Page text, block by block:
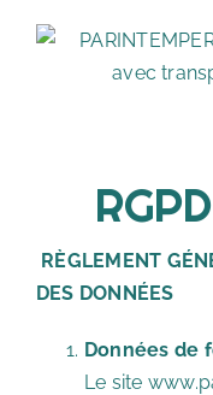
RÈGLEMENT
DES DONNÉES
Données de
Le site